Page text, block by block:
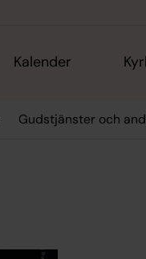
Kalender
Gudstjänster och